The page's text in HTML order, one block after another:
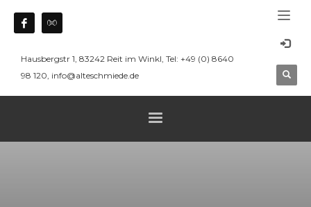
Hausbergstr 1, 83242 Reit im Winkl, Tel: +49 (0) 8640
98 120, info@alteschmiede.de